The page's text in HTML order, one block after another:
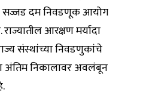
सज्जड दम निवडणूक आयोग
आरक्षण मर्यादा
संस्थांच्या निवडणुकांचे
अंतिम निकालावर अवलंबून